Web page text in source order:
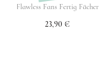
Flawless Fans Fertig Fächer
23,90 €